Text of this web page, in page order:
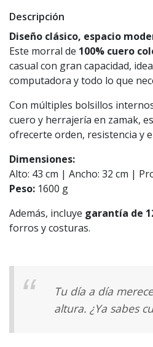
Descripción
Diseño clásico, espacio
Este morral de 100% cuero
casual con gran capacidad,
computadora y todo lo que
Con múltiples bolsillos
cuero y herrajería en zamak,
ofrecerte orden, resistencia y
Dimensiones:
Alto: 43 cm | Ancho: 32 cm |
Peso: 1600 g
Además, incluye garantía de
forros y costuras.
Tu día a día
altura. ¿Ya sabes